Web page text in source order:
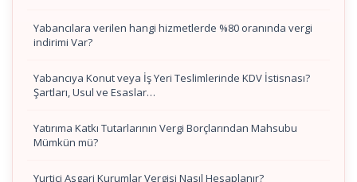
Yabancılara verilen hangi hizmetlerde %80 oranında vergi
indirimi Var?
Yabancıya Konut veya İş Yeri Teslimlerinde KDV İstisnası?
Şartları, Usul ve Esaslar…
Yatırıma Katkı Tutarlarının Vergi Borçlarından Mahsubu
Mümkün mü?
Yurtiçi Asgari Kurumlar Vergisi Nasıl Hesaplanır?